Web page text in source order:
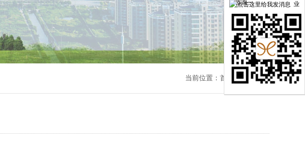
当前位置： 首页 > 产品展示
务咨询二